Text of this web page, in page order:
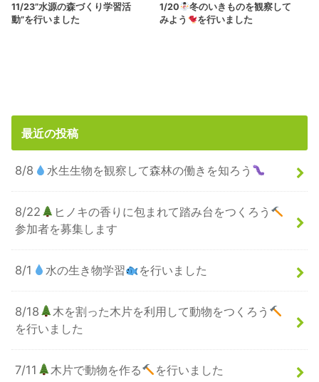
11/23”水源の森づくり学習活
動”を行いました
1/20
冬のいきものを観察して
みよう
を行いました
最近の投稿
8/8 水生生物を観察して森林の働きを知ろう
8/22
ヒノキの香りに包まれて踏み台をつくろう
参加者を募集します
8/1 水の生き物学習 を行いました
8/18
木を割った木片を利用して動物をつくろう
を行いました
7/11 木片で動物を作る を行いました